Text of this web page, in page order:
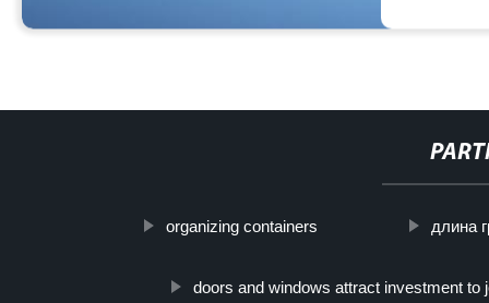
organizing containers длина
doors and windows attract investment to